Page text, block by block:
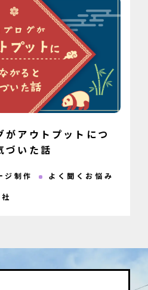
がアウトプットにつ
づいた話
ジ制作 よく聞くお悩み